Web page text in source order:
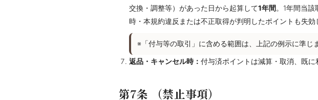
交換・調整等）があった日から起算して1年間。1年間当該
時・本規約違反または不正取得が判明したポイントも失効
※「付与等の取引」に含める範囲は、上記の例示に準じ
返品・キャンセル時： 付与済ポイントは減算・取消、既
第7条 （禁止事項）